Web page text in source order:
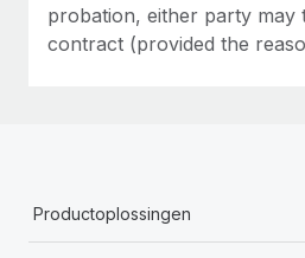
probation, either party may
contract (provided the
Productoplossingen